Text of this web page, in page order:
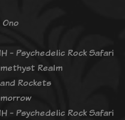
- Psychedelic Rock Safari
Realm
Rockets
- Psychedelic Rock Safari